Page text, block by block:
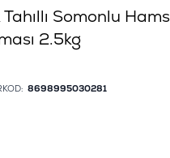
Somonlu
2.5kg
8698995030281